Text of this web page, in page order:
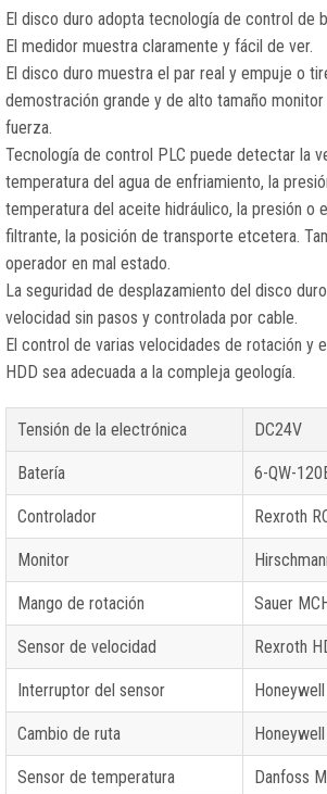
El disco duro adopta tecnología de control de
El medidor muestra claramente y fácil de ver.
El disco duro muestra el par real y empuje o
demostración grande y de alto tamaño
fuerza.
Tecnología de control PLC puede detectar la
temperatura del agua de enfriamiento, la
temperatura del aceite hidráulico, la presión o
filtrante, la posición de transporte etcetera.
operador en mal estado.
La seguridad de desplazamiento del disco
velocidad sin pasos y controlada por cable.
El control de varias velocidades de rotación y
HDD sea adecuada a la compleja geología.
Tensión de la electrónica DC24V
Batería 6-QW-
Controlador Rexroth
Monitor
Mango de rotación Sauer
Sensor de velocidad Rexroth
Interruptor del sensor
Cambio de ruta
Sensor de temperatura Danfoss